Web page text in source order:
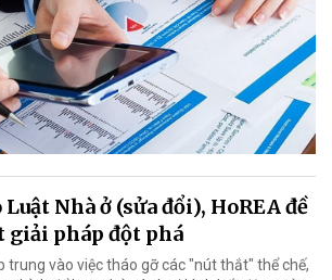
Nhà ở (sửa đổi), HoREA đề
giải pháp đột phá
trung vào việc tháo gỡ các "nút thắt" thể chế,